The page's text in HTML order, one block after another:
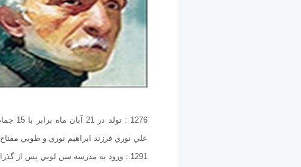
علي نوري فرزند ابراهيم نوري و طوبي مفتاح
1291 : ورود به مدرسه سن لويي پس از گذراندن آموزش در مدرسه حيات جاويد